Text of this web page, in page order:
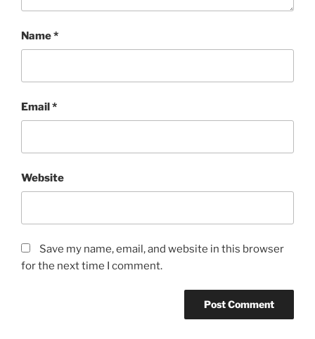
Name*
Email*
Website
Save my name, email, and website in this browser
for the next time I comment.